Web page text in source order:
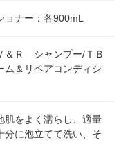
ョナー：各900mL
Ｒ シャンプー/ＴＢ
＆リペアコンディシ
肌をよく濡らし、適量
分に泡立てて洗い、そ